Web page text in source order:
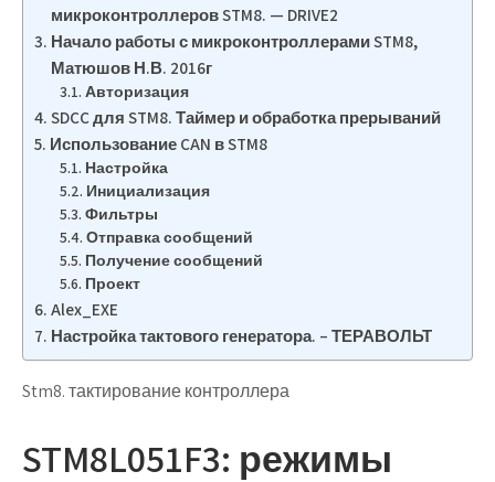
микроконтроллеров STM8. — DRIVE2
Начало работы с микроконтроллерами STM8,
Матюшов Н.В. 2016г
Авторизация
SDCC для STM8. Таймер и обработка прерываний
Использование CAN в STM8
Настройка
Инициализация
Фильтры
Отправка сообщений
Получение сообщений
Проект
Alex_EXE
Настройка тактового генератора. – ТЕРАВОЛЬТ
Stm8. тактирование контроллера
STM8L051F3: режимы